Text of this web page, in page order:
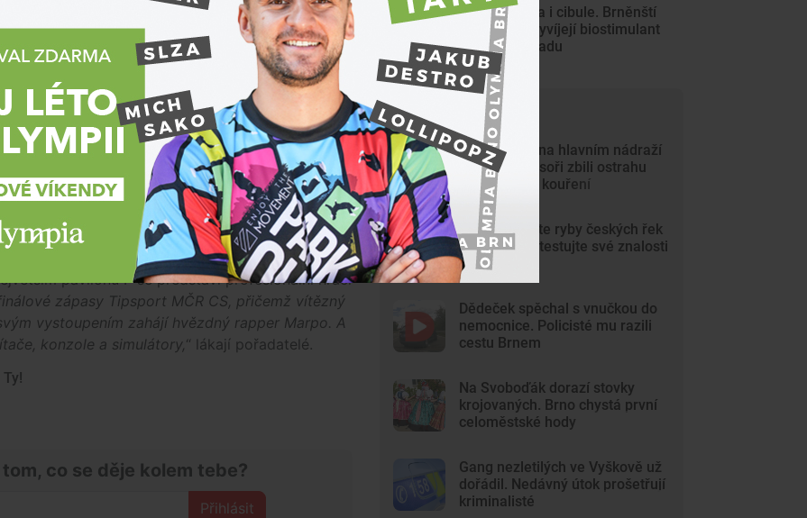
přímo setkají v pavilonu G1. „ Další
Aréna. Ta nabídne zmenšeninu Masarykova
elektrokoloběžkách či minibicích. Pokud
formule 1 a prohlédnete si závodní
za organizátoryDita Brančíková z Veletrhů
videoher
taneční program. Na programu je také
si zatančí i známé tváře v čele
a Alešem Hámou.
pavilonu P se představí profesionální hráči
zápasy Tipsport MČR CS, přičemž vítězný
vystoupením zahájí hvězdný rapper Marpo. A
konzole a simulátory, “ lákají pořadatelé.
co se děje kolem tebe?
Přihlásit
Větší bazalka i cibule. Brněnští
doktorandi vyvíjejí biostimulant
z rybího odpadu
Nejčtenější články
Krvavý útok na hlavním nádraží
v Brně. Agresoři zbili ostrahu
kvůli zákazu kouření
KVÍZ: Poznáte ryby českých řek
a rybníků? Otestujte své znalosti
v kvízu
Dědeček spěchal s vnučkou do
nemocnice. Policisté mu razili
cestu Brnem
Na Svoboďák dorazí stovky
krojovaných. Brno chystá první
celoměstské hody
Gang nezletilých ve Vyškově už
dořádil. Nedávný útok prošetřují
kriminalisté